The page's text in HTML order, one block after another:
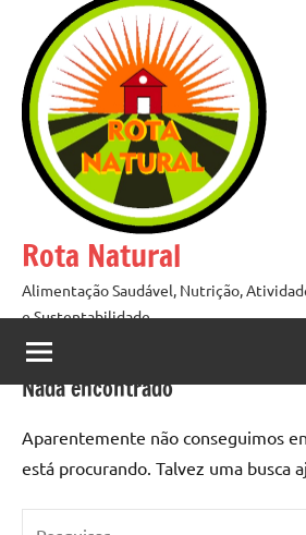
conteúdo
Rota Natural
Alimentação Saudável, Nutrição,
e Sustentabilidade
Nada encontrado
Aparentemente não conseguimos
está procurando. Talvez uma busca